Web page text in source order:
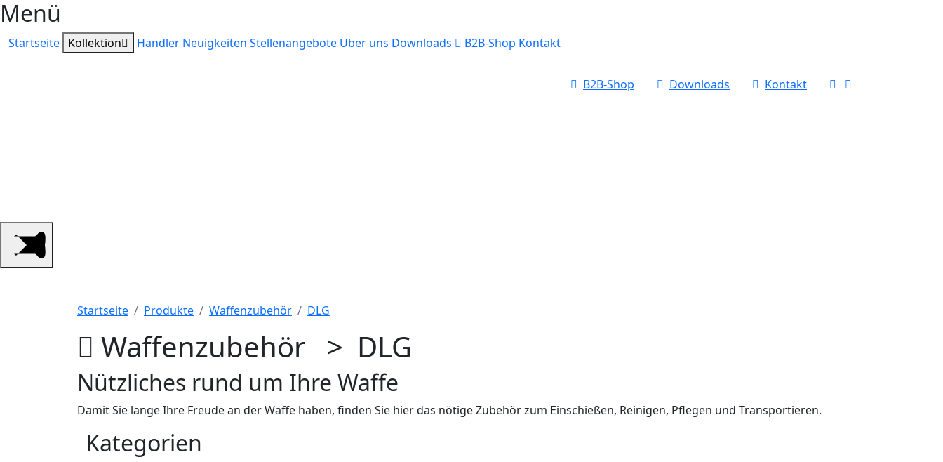
Menü
Startseite Kollektion Händler Neuigkeiten Stellenangebote Über uns Downloads B2B-Shop Kontakt
B2B-Shop Downloads Kontakt
Startseite Produkte Waffenzubehör DLG
Waffenzubehör > DLG
Nützliches rund um Ihre Waffe
Damit Sie lange Ihre Freude an der Waffe haben, finden Sie hier das nötige Zubehör zum Einschießen, Reinigen, Pflegen und Transportieren.
Kategorien